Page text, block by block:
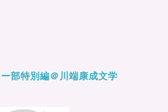
部特別編＠川端康成文学